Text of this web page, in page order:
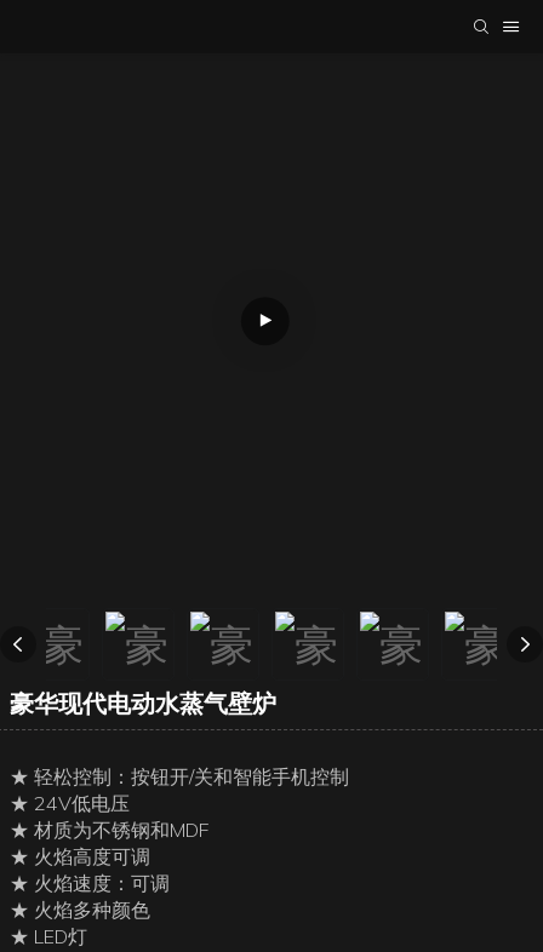
豪华现代电动水蒸气壁炉
★ 轻松控制：按钮开/关和智能手机控制
★ 24V低电压
★ 材质为不锈钢和MDF
★ 火焰高度可调
★ 火焰速度：可调
★ 火焰多种颜色
★ LED灯